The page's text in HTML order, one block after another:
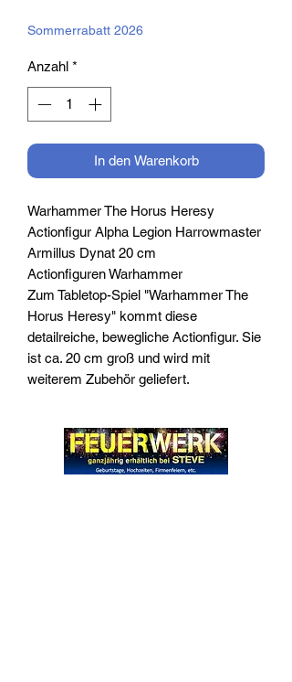
Sommerrabatt 2026
Anzahl *
In den Warenkorb
Warhammer The Horus Heresy
Actionfigur Alpha Legion Harrowmaster
Armillus Dynat 20 cm
Actionfiguren Warhammer
Zum Tabletop-Spiel "Warhammer The
Horus Heresy" kommt diese
detailreiche, bewegliche Actionfigur. Sie
ist ca. 20 cm groß und wird mit
weiterem Zubehör geliefert.